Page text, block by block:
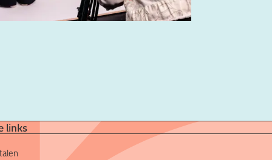
links